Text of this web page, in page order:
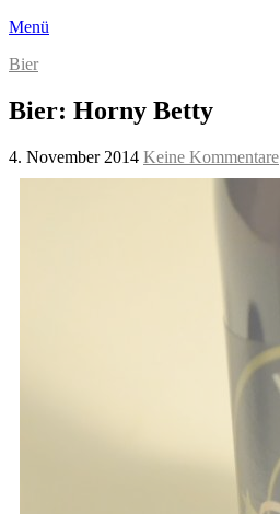
Menü
Bier
Bier: Horny Betty
4. November 2014 Keine Kommentare